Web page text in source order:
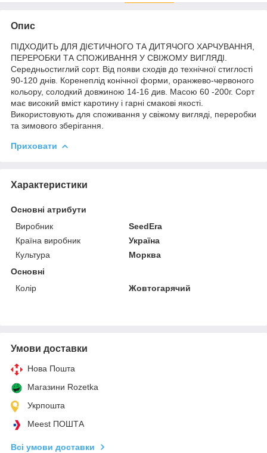
Опис
ПІДХОДИТЬ ДЛЯ ДІЄТИЧНОГО ТА ДИТЯЧОГО ХАРЧУВАННЯ,
ПЕРЕРОБКИ ТА СПОЖИВАННЯ У СВІЖОМУ ВИГЛЯДІ.
Середньостиглий сорт. Від появи сходів до технічної стиглості
90-120 днів. Коренеплід конічної форми, оранжево-червоного
кольору, солодкий довжиною 14-16 див. Масою 60 -200г. Сорт
має високий вміст каротину і гарні смакові якості.
Використовують для споживання у свіжому вигляді, переробки
та зимового зберігання.
Приховати
Характеристики
Основні атрибути
Виробник
SeedEra
Країна виробник
Україна
Культура
Морква
Основні
Колір
Жовтогарячий
Умови доставки
Нова Пошта
Магазини Rozetka
Укрпошта
Meest ПОШТА
Всі умови доставки